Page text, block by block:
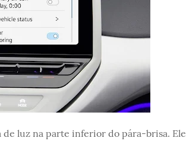
de luz na parte inferior do pára-brisa. Ele